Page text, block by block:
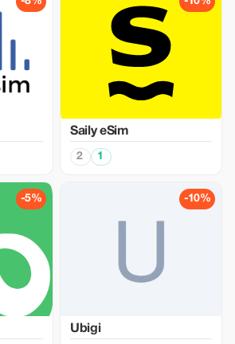
Saily eSim
2 1
-5% -10%
Ubigi